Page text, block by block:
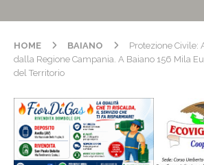
HOME BAIANO
Protezione Civile:
dalla Regione Campania. A Baiano 156 Mila
del Territorio